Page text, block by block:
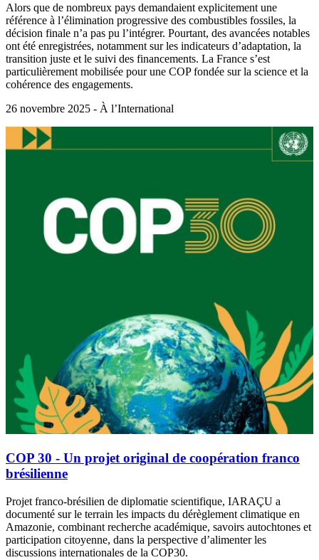
Alors que de nombreux pays demandaient explicitement une
référence à l’élimination progressive des combustibles fossiles, la
décision finale n’a pas pu l’intégrer. Pourtant, des avancées notables
ont été enregistrées, notamment sur les indicateurs d’adaptation, la
transition juste et le suivi des financements. La France s’est
particulièrement mobilisée pour une COP fondée sur la science et la
cohérence des engagements.
26 novembre 2025 - À l’International
COP 30 - Un projet original de coopération franco
brésilienne
Projet franco-brésilien de diplomatie scientifique, IARAÇU a
documenté sur le terrain les impacts du dérèglement climatique en
Amazonie, combinant recherche académique, savoirs autochtones et
participation citoyenne, dans la perspective d’alimenter les
discussions internationales de la COP30.